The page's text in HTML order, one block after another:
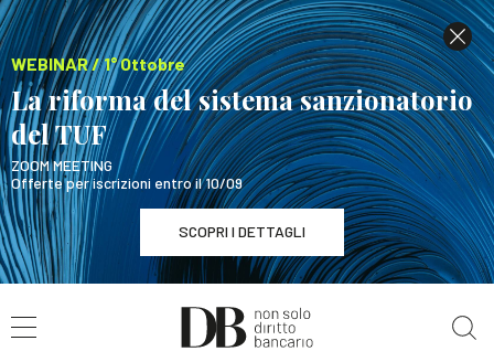
WEBINAR / 1° Ottobre
La riforma del sistema sanzionatorio
del TUF
ZOOM MEETING
Offerte per iscrizioni entro il 10/09
SCOPRI I DETTAGLI
WEBINAR / 1° Ottobre
La riforma del sistema sanzionatorio del TUF